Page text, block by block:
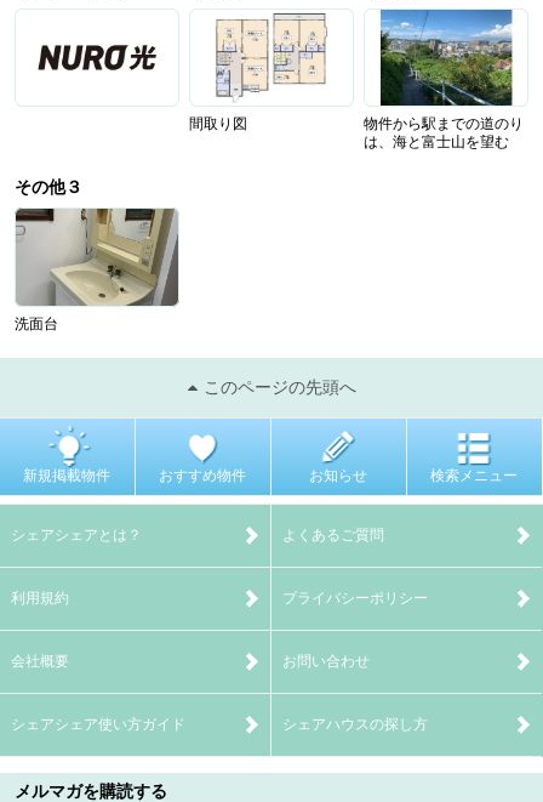
間取り図
物件から駅までの道のり
は、海と富士山を望む
その他３
洗面台
このページの先頭へ
新規掲載物件 おすすめ物件 お知らせ 検索メニュー
シェアシェアとは？ よくあるご質問
利用規約 プライバシーポリシー
会社概要 お問い合わせ
シェアシェア使い方ガイド シェアハウスの探し方
メルマガを購読する